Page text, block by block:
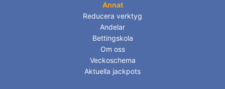
Annat
Reducera verktyg
Andelar
Bettingskola
Om oss
Veckoschema
Aktuella jackpots